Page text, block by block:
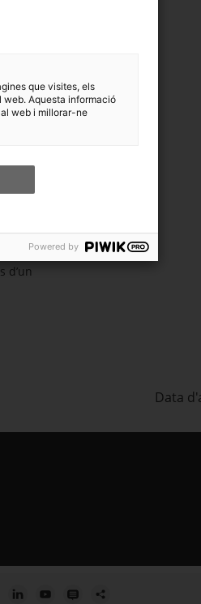
d’un
Data
nova finestra.
que visites, els
web. Aquesta informació
web i millorar-ne
Powered by